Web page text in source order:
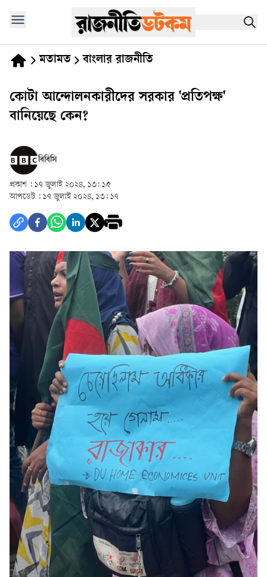
মতামত বাংলার রাজনীতি
কোটা আন্দোলনকারীদের সরকার 'প্রতিপক্ষ'
বানিয়েছে কেন?
বিবিসি
প্রকাশ : ১৭ জুলাই ২০২৪, ১৩: ১৫
আপডেট : ১৭ জুলাই ২০২৪, ১৩: ১৭